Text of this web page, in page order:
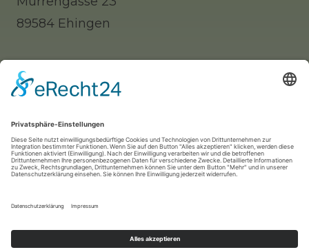
89584 Ehingen
Tel: 0 73 91 / 77 0 88 65 (Telefonisch erst
nachmittags zu erreichen)
Whatsapp: 0177 / 9140312 (nur für Notfälle!)
Mail:info@katzenhilfe-ehingen.de